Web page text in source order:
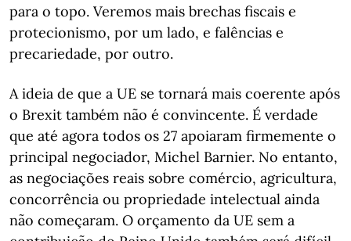
para o topo. Veremos mais brechas fiscais e
protecionismo, por um lado, e falências e
precariedade, por outro.
A ideia de que a UE se tornará mais coerente após
o Brexit também não é convincente. É verdade
que até agora todos os 27 apoiaram firmemente o
principal negociador, Michel Barnier. No entanto,
as negociações reais sobre comércio, agricultura,
concorrência ou propriedade intelectual ainda
não começaram. O orçamento da UE sem a